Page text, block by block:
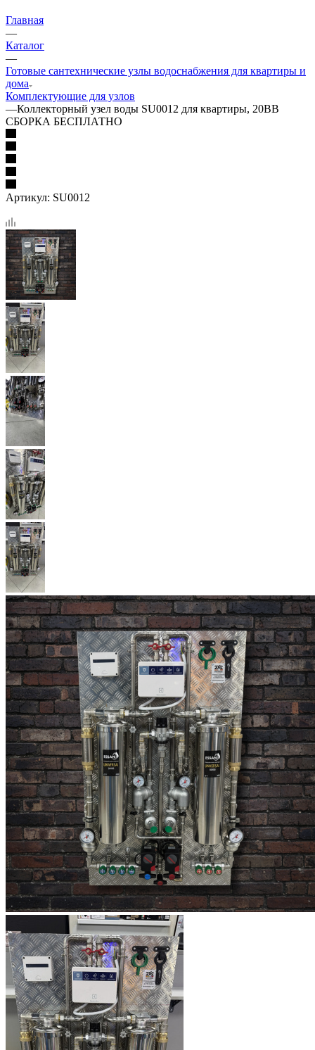
Главная
—
Каталог
—
Готовые сантехнические узлы водоснабжения для квартиры и
дома
Комплектующие для узлов
—Коллекторный узел воды SU0012 для квартиры, 20BB
СБОРКА БЕСПЛАТНО
Артикул: SU0012